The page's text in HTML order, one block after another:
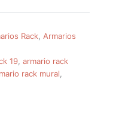
Rack Armarios
19 ,armario rack
rack mural